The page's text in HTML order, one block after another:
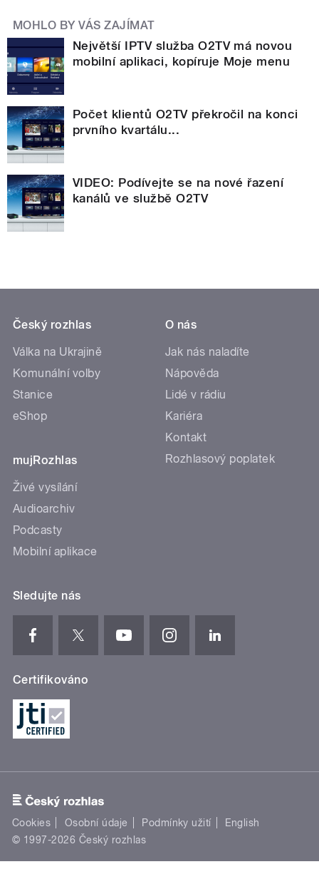
MOHLO BY VÁS ZAJÍMAT
Největší IPTV služba O2TV má novou
mobilní aplikaci, kopíruje Moje menu
Počet klientů O2TV překročil na konci
prvního kvartálu...
VIDEO: Podívejte se na nové řazení
kanálů ve službě O2TV
Český rozhlas
Válka na Ukrajině
Komunální volby
Stanice
eShop
mujRozhlas
Živé vysílání
Audioarchiv
Podcasty
Mobilní aplikace
O nás
Jak nás naladíte
Nápověda
Lidé v rádiu
Kariéra
Kontakt
Rozhlasový poplatek
Sledujte nás
Certifikováno
Cookies Osobní údaje Podmínky užití
English
© 1997-2026 Český rozhlas